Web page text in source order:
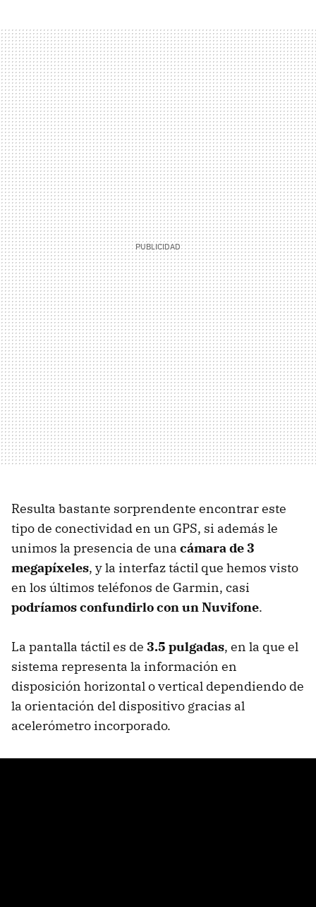
Resulta bastante sorprendente encontrar este
tipo de conectividad en un GPS, si además le
unimos la presencia de una cámara de 3
megapíxeles, y la interfaz táctil que hemos visto
en los últimos teléfonos de Garmin, casi
podríamos confundirlo con un Nuvifone.
La pantalla táctil es de 3.5 pulgadas, en la que el
sistema representa la información en
disposición horizontal o vertical dependiendo de
la orientación del dispositivo gracias al
acelerómetro incorporado.